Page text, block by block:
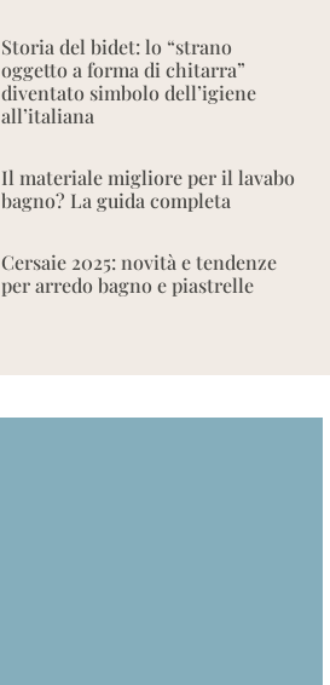
Storia del bidet: lo “strano
oggetto a forma di chitarra”
diventato simbolo dell’igiene
all’italiana
Il materiale migliore per il lavabo
bagno? La guida completa
Cersaie 2025: novità e tendenze
per arredo bagno e piastrelle